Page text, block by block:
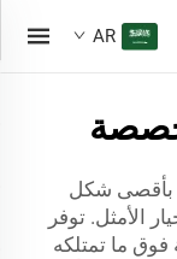
AR
بأقصى شكل
الأمثل. توفر
ما تمتلكه